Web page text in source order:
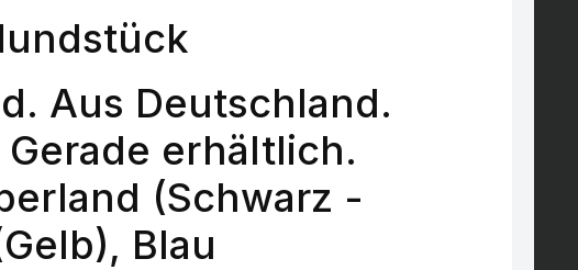
Aus Deutschland.
erhältlich.
(Schwarz -
Blau